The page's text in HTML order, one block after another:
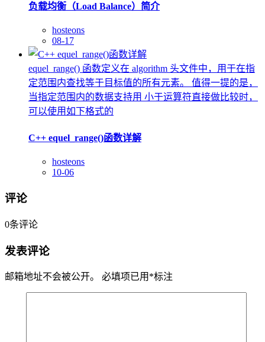
负载均衡（Load Balance）简介
hosteons
08-17
equel_range() 函数定义在 algorithm 头文件中，用于在指
定范围内查找等于目标值的所有元素。 值得一提的是，
当指定范围内的数据支持用 小于运算符直接做比较时，
可以使用如下格式的
C++ equel_range()函数详解
hosteons
10-06
评论
0条评论
发表评论
邮箱地址不会被公开。 必填项已用 *标注